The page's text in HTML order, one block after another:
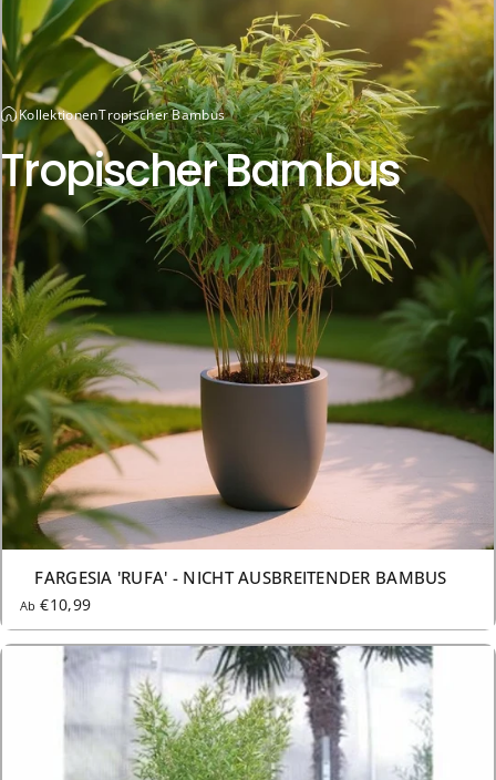
KollektionenTropischer Bambus
TropischerBambus
3 GRÖSSEN AB €10,99
FARGESIA 'RUFA' - NICHT AUSBREITENDER BAMBUS
Ab €10,99